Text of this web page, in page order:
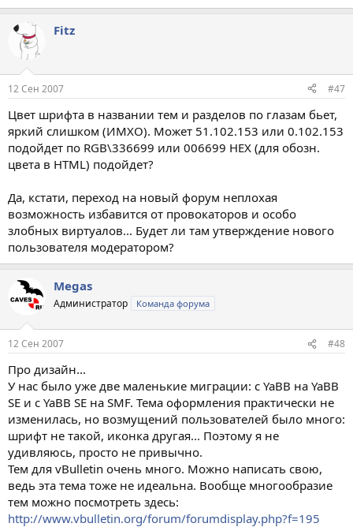
Fitz
12 Сен 2007 #47
Цвет шрифта в названии тем и разделов по глазам бьет,
яркий слишком (ИМХО). Может 51.102.153 или 0.102.153
подойдет по RGB\336699 или 006699 HEX (для обозн.
цвета в HTML) подойдет?
Да, кстати, переход на новый форум неплохая
возможность избавится от провокаторов и особо
злобных виртуалов... Будет ли там утверждение нового
пользователя модератором?
Megas
Администратор Команда форума
12 Сен 2007 #48
Про дизайн...
У нас было уже две маленькие миграции: с YaBB на YaBB
SE и c YaBB SE на SMF. Тема оформления практически не
изменилась, но возмущений пользователей было много:
шрифт не такой, иконка другая... Поэтому я не
удивляюсь, просто не привычно.
Тем для vBulletin очень много. Можно написать свою,
ведь эта тема тоже не идеальна. Вообще многообразие
тем можно посмотреть здесь:
http://www.vbulletin.org/forum/forumdisplay.php?f=195